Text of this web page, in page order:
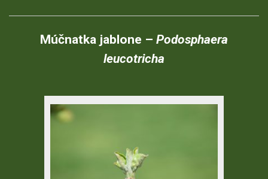
Múčnatka jablone – Podosphaera
leucotricha